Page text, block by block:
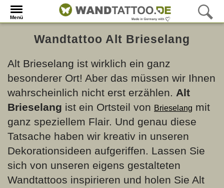
Menü
Wandtattoo Alt Brieselang
Alt Brieselang ist wirklich ein ganz
besonderer Ort! Aber das müssen wir Ihnen
wahrscheinlich nicht erst erzählen. Alt
Brieselang ist ein Ortsteil von Brieselang mit
ganz speziellem Flair. Und genau diese
Tatsache haben wir kreativ in unseren
Dekorationsideen aufgeriffen. Lassen Sie
sich von unseren eigens gestalteten
Wandtattoos inspirieren und holen Sie Alt